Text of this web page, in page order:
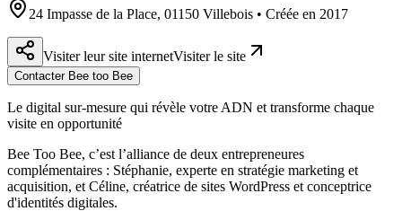
24 Impasse de la Place, 01150 Villebois • Créée en 2017
Visiter leur site internetVisiter le site
Contacter Bee too Bee
Le digital sur-mesure qui révèle votre ADN et transforme chaque
visite en opportunité
Bee Too Bee, c’est l’alliance de deux entrepreneures
complémentaires : Stéphanie, experte en stratégie marketing et
acquisition, et Céline, créatrice de sites WordPress et conceptrice
d'identités digitales.